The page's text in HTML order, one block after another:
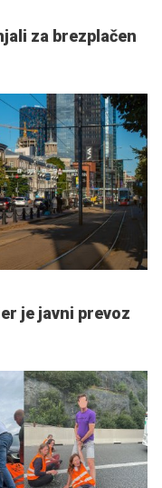
za brezplačen
je javni prevoz